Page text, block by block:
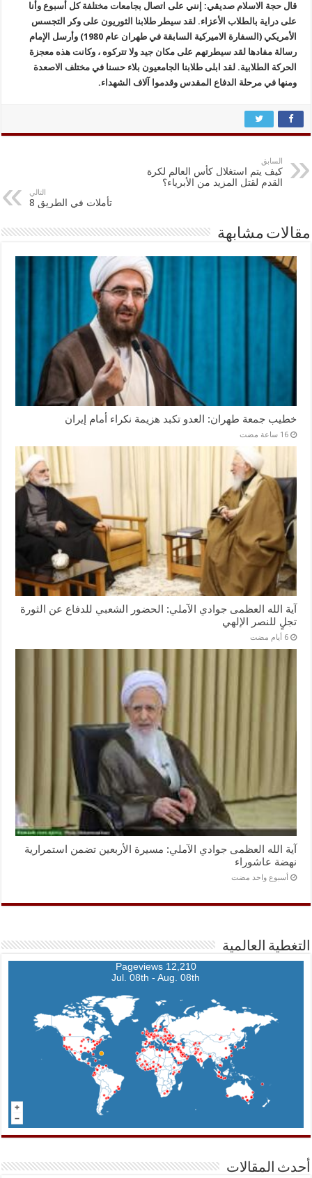
قال حجة الاسلام صديقي: إنني على اتصال بجامعات مختلفة كل أسبوع وأنا
على دراية بالطلاب الأعزاء. لقد سيطر طلابنا الثوريون على وكر التجسس
الأمريكي (السفارة الاميركية السابقة في طهران عام 1980) وأرسل الإمام
رسالة مفادها لقد سيطرتهم على مكان جيد ولا تتركوه ، وكانت هذه معجزة
الحركة الطلابية. لقد ابلى طلابنا الجامعيون بلاء حسنا في مختلف الاصعدة
ومنها في مرحلة الدفاع المقدس وقدموا آلاف الشهداء.
السابق
كيف يتم استغلال كأس العالم لكرة
القدم لقتل المزيد من الأبرياء؟
التالي
تأملات في الطريق 8
مقالات مشابهة
خطيب جمعة طهران: العدو تكبد هزيمة نكراء أمام إيران
‏16 ساعة مضت
آية الله العظمى جوادي الآملي: الحضور الشعبي للدفاع عن الثورة
تجلٍ للنصر الإلهي
‏6 أيام مضت
آية الله العظمى جوادي الآملي: مسيرة الأربعين تضمن استمرارية
نهضة عاشوراء
‏أسبوع واحد مضت
التغطية العالمية
12,210 Pageviews
Jul. 08th - Aug. 08th
أحدث المقالات